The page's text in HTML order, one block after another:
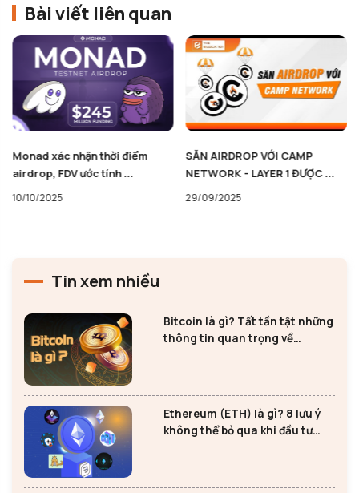
Bài viết liên quan
Monad xác nhận thời điểm
airdrop, FDV ước tính ...
10/10/2025
SĂN AIRDROP VỚI CAMP
NETWORK - LAYER 1 ĐƯỢC ...
29/09/2025
Tin xem nhiều
Bitcoin là gì? Tất tần tật những
thông tin quan trọng về
Ethereum (ETH) là gì? 8 lưu ý
không thể bỏ qua khi đầu tư